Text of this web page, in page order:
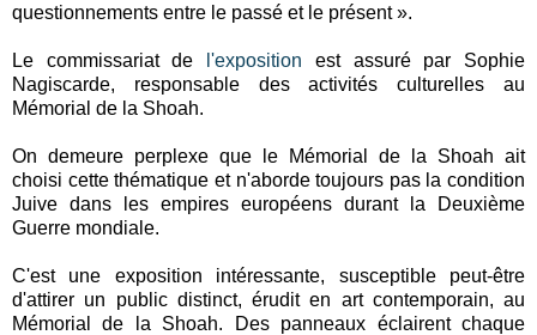
questionnements entre le passé et le présent ».
Le commissariat de l'exposition est assuré par Sophie
Nagiscarde, responsable des activités culturelles au
Mémorial de la Shoah.
On demeure perplexe que le Mémorial de la Shoah ait
choisi cette thématique et n'aborde toujours pas la condition
Juive dans les empires européens durant la Deuxième
Guerre mondiale.
C'est une exposition intéressante, susceptible peut-être
d'attirer un public distinct, érudit en art contemporain, au
Mémorial de la Shoah. Des panneaux éclairent chaque